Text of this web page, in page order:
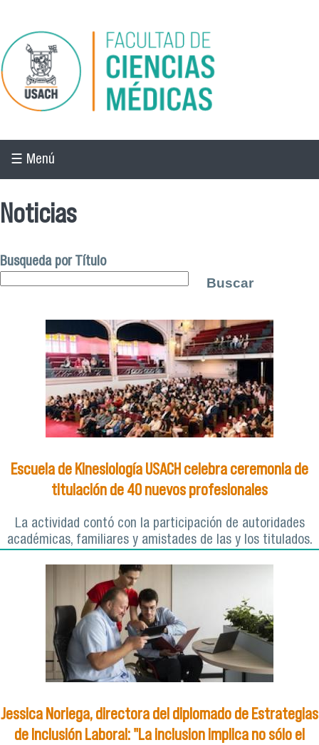
Pasar al contenido principal
☰ Menú
Noticias
Busqueda por Título
Escuela de Kinesiología USACH celebra ceremonia de
titulación de 40 nuevos profesionales
La actividad contó con la participación de autoridades
académicas, familiares y amistades de las y los titulados.
Jessica Noriega, directora del diplomado de Estrategias
de Inclusión Laboral: "La inclusion implica no sólo el